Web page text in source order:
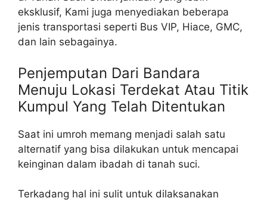
eksklusif, Kami juga menyediakan beberapa
jenis transportasi seperti Bus VIP, Hiace, GMC,
dan lain sebagainya.
Penjemputan Dari Bandara
Menuju Lokasi Terdekat Atau Titik
Kumpul Yang Telah Ditentukan
Saat ini umroh memang menjadi salah satu
alternatif yang bisa dilakukan untuk mencapai
keinginan dalam ibadah di tanah suci.
Terkadang hal ini sulit untuk dilaksanakan